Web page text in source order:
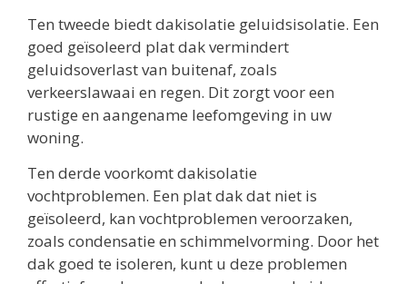
Ten tweede biedt dakisolatie geluidsisolatie. Een
goed geïsoleerd plat dak vermindert
geluidsoverlast van buitenaf, zoals
verkeerslawaai en regen. Dit zorgt voor een
rustige en aangename leefomgeving in uw
woning.
Ten derde voorkomt dakisolatie
vochtproblemen. Een plat dak dat niet is
geïsoleerd, kan vochtproblemen veroorzaken,
zoals condensatie en schimmelvorming. Door het
dak goed te isoleren, kunt u deze problemen